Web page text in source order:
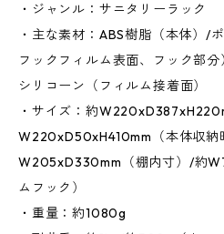
・ジャンル：サニタリーラック
・主な素材：ABS樹脂（本体）/
フックフィルム表面、フック部
シリコーン（フィルム接着面）
・サイズ：約
W220xD50xH410mm（本体収納
W205xD330mm（棚内寸）/約
ムフック）
・重量：約1080g